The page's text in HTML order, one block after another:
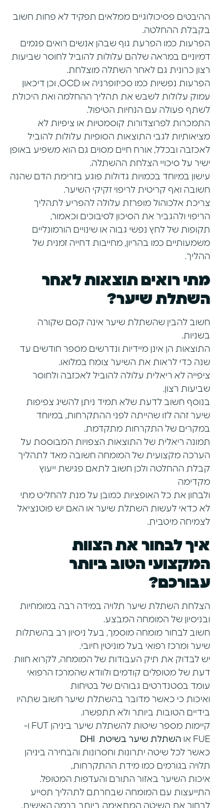
ההיבטים פסיכולוגיים ממלאים תפקיד לא פחות חשוב
בקבלת ההחלטה.
הפרעות כמו הפרעת גוף שבהן אנשים רואים פגמים
דמיוניים במראה שלהם עלולות להוביל לחוסר שביעות
רצון כרונית גם לאחר השתלה מוצלחת.
הפרעות נפשיות כמו סכיזופרניה או OCD, וכן דיכאון
עמוק עלולות לשבש את תהליך ההחלמה ואת היכולת
לשתף פעולה עם הנחיות הטיפול.
התמכרות לפרוצדורות קוסמטיות או ציפיות לא
מציאותיות לגבי התוצאות הסופיות עלולות להוביל
לאכזבה ובכלל, אורח חיים מסוים גם הוא משפיע באופן
ישיר על סיכויי הצלחת ההשתלה.
עישון במיוחד בכמויות גדולות פוגע בזרימת הדם שהנה
חשובה ואף קריטית לריפוי זקיקי השיער.
צריכת אלכוהול מופרזת עלולה להפריע לתהליך
הריפוי ולהגביר את הסיכון לסיבוכים וכאמור,
תקופות של לחץ נפשי גבוה או שינויים הורמונליים
משמעותיים כמו בהריון, מחייבות דחייה זמנית של
ההליך.
מתי רואים תוצאות לאחר
השתלת שיער?
חשוב להבין שהשתלת שיער אינה קסם שקורה
בשניות.
התוצאות הן אינן מיידיות ונדרשים מספר חודשים עד
שנה כדי לראות את השיער צומח במלואו.
ציפייה לא ריאלית עלולה להוביל לאכזבה ולחוסר
שביעות רצון.
בנוסף חשוב לדעת שלא תמיד ניתן להשיג צפיפות
שיער זהה לזו שהייתה לפני ההתקרחות, במיוחד
במקרים של התקרחות מתקדמת.
תמונה ריאלית של התוצאות הצפויות המבוססת על
הערכה מקצועית של המומחה חשובה מאד לתהליך
קבלת ההחלטה ולכן חשוב לתאם פגישת ייעוץ
מקדימה
ולבחון את כל האופציות כמובן על מנת להחליט מתי
לא כדאי לעשות השתלת שיער או האם יש פוטנציאל
לצמיחה מיטבית.
איך לבחור את הצוות
המקצועי הטוב ביותר
עבורכם?
הצלחת השתלת שיער תלויה במידה רבה במומחיות
ובניסיון של המומחה המבצע.
חשוב לבחור מומחה מוסמך, בעל ניסיון רב בהשתלות
שיער ומרכז רפואי בעל מוניטין חיובי.
יש לבדוק את תיק העבודות של המומחה, לקרוא חוות
דעת של מטופלים קודמים ולוודא שהמרכז הרפואי
עומד בסטנדרטים גבוהים של בטיחות
ואיכות כי כאשר מדובר בהשתלת שיער חשוב שתהיו
בידיים הטובות ביותר ולא תתפשרו.
קיימות מספר שיטות להשתלת שיער ביניהן FUT ו-
FUE או
השתלת שיער בשיטת
כאשר לכל שיטה יתרונות וחסרונות והבחירה ביניהן
תלויה בגורמים כמו מידת ההתקרחות,
איכות השיער באזור התורם והעדפות המטופל.
התייעצות עם המומחה שבחרתם לתהליך תסייע
לבחור את השיטה המתאימה ביותר ברמה האישית.